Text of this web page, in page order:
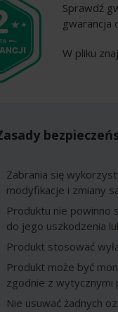
Sprawdź
gwarancja
W pliku
Zabrania się
modyfikacje i zmiany
Produktu nie powinno
do jego uszkodzenia
Produkt stosować
Produkt może być
zgodnie z wytycznymi
Nie usuwać żadnych